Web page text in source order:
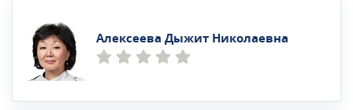
Алексеева Дыжит Николаевна